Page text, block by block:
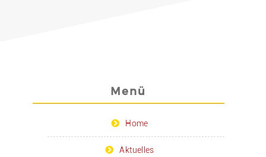
Menü
Home
Aktuelles